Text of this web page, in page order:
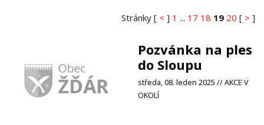
Stránky [ < ] 1 ... 17 18 19 20 [ > ]
Pozvánka na ples
do Sloupu
středa, 08. leden 2025 // AKCE V
OKOLÍ